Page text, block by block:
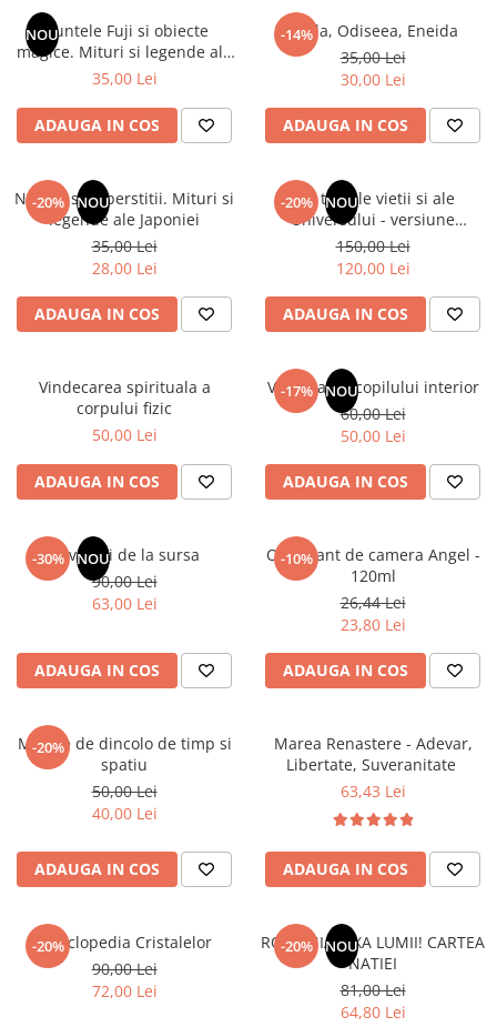
Audiobook
ReConnect
Crestinism
ScienceConnection
SelfConnect
SelfHealing
Vindecare Spirituala
Senzatii/Thriller
SF & Fantasy
Teatru
Teens Book Club
Instrumente si Truse Geometrie
Seturi scolare
Calculator
Consumabile & Accesorii
COLOREAZA CU PRIETENII
De colorat
Pot desena minunat
Carti educative
Copii 0-7 ani
Clubul Premiantilor
Super pitici 2-5 ani
Dezvoltare personala
Enciclopedii
Kids Book Club
Literatura Scolara
Lecturi Scolare
Lumea Copilariei
Ma pregatesc pentru scoala
Manuale - Carte Scolara
Clasa a II-a
Clasa a IV-a
Clasa a V-a
Clasa a VI-a
Clasa a VIII-a
Clasa I
Limbi Straine
Povesti
Puzzle-uri
Puzzle
Puzzle 3D Lemn
NOUMuntele Fuji si obiecte
magice. Mituri si legende ale
Japoniei
35,00 Lei
ADAUGA IN COS
-14%
Iliada, Odiseea, Eneida
35,00 Lei
30,00 Lei
ADAUGA IN COS
-20% NOU
Natura si superstitii. Mituri si
legende ale Japoniei
35,00 Lei
28,00 Lei
ADAUGA IN COS
-20% NOU
Din tainele vietii si ale
Universului - versiune
originala din 1939. Volumele I-
III. Cutie de colectie -Scarlat
Demetrescu
150,00 Lei
120,00 Lei
ADAUGA IN COS
Vindecarea spirituala a
corpului fizic
50,00 Lei
ADAUGA IN COS
-17% NOU
Vindecarea copilului interior
60,00 Lei
50,00 Lei
ADAUGA IN COS
-30% NOU
Revelatii de la sursa
90,00 Lei
63,00 Lei
ADAUGA IN COS
-10%
Odorizant de camera Angel -
120ml
26,44 Lei
23,80 Lei
ADAUGA IN COS
-20%
Mesaje de dincolo de timp si
spatiu
50,00 Lei
40,00 Lei
ADAUGA IN COS
Marea Renastere - Adevar,
Libertate, Suveranitate
63,43 Lei
ADAUGA IN COS
-20%
Enciclopedia Cristalelor
90,00 Lei
72,00 Lei
-20% NOU
ROMANIA, AXA LUMII! CARTEA
NATIEI
81,00 Lei
64,80 Lei